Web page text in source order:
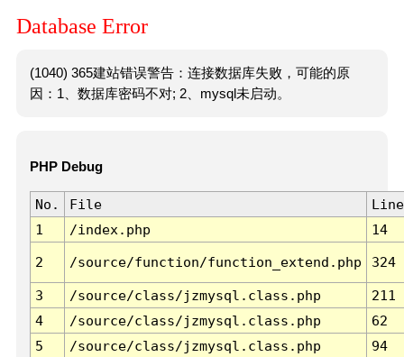
Database Error
(1040) 365建站错误警告：连接数据库失败，可能的原
因：1、数据库密码不对; 2、mysql未启动。
PHP Debug
No. File
Line
1
/index.php 14
2 /source/function/function_extend.php 324
3 /source/class/jzmysql.class.php
211
4
/source/class/jzmysql.class.php
62
5
/source/class/jzmysql.class.php
94